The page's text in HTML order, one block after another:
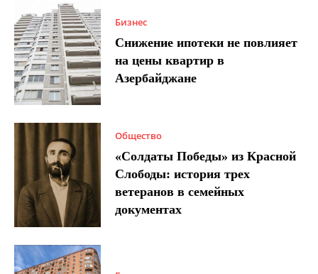
Бизнес
Снижение ипотеки не повлияет
на цены квартир в
Азербайджане
Общество
«Солдаты Победы» из Красной
Слободы: история трех
ветеранов в семейных
документах